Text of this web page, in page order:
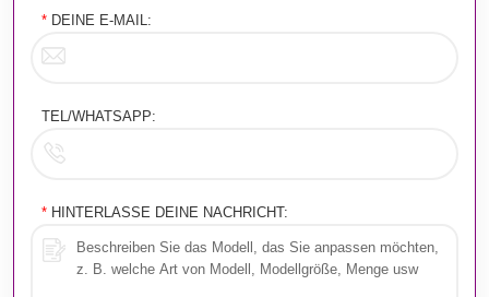
* DEINE E-MAIL:
TEL/WHATSAPP:
* HINTERLASSE DEINE NACHRICHT: